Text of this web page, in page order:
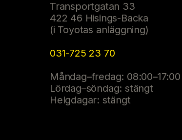
Transportgatan 33
422 46 Hisings-Backa
(i Toyotas anläggning)
031-725 23 70
Måndag–fredag: 08:00–17:00
Lördag–söndag: stängt
Helgdagar: stängt